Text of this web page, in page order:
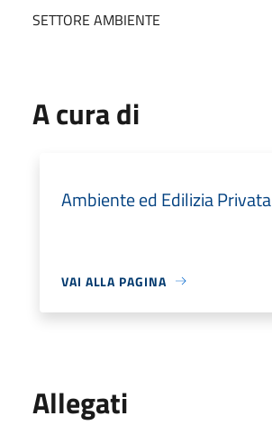
SETTORE AMBIENTE
A cura di
Ambiente ed Edilizia Privata
VAI ALLA PAGINA
Allegati